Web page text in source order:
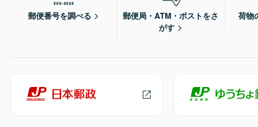
郵便番号を調べる
郵便局・ATM・ポストをさ
がす
荷物